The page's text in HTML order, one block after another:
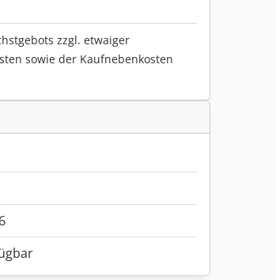
zzgl. etwaiger
sowie der Kaufnebenkosten